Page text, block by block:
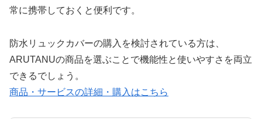
常に携帯しておくと便利です。
防水リュックカバーの購入を検討されている方は、
ARUTANUの商品を選ぶことで機能性と使いやすさを両立
できるでしょう。
商品・サービスの詳細・購入はこちら